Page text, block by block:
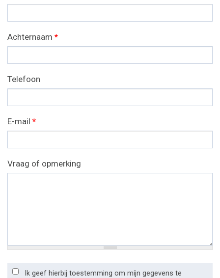
Achternaam *
Telefoon
E-mail *
Vraag of opmerking
Ik geef hierbij toestemming om mijn gegevens te